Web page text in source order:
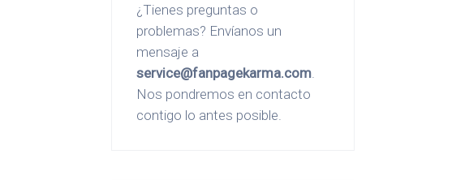
¿Tienes preguntas o
problemas? Envíanos un
mensaje a
service@fanpagekarma.com.
Nos pondremos en contacto
contigo lo antes posible.